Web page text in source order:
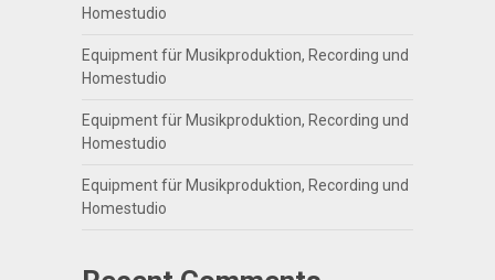
Homestudio
Equipment für Musikproduktion, Recording und
Homestudio
Equipment für Musikproduktion, Recording und
Homestudio
Equipment für Musikproduktion, Recording und
Homestudio